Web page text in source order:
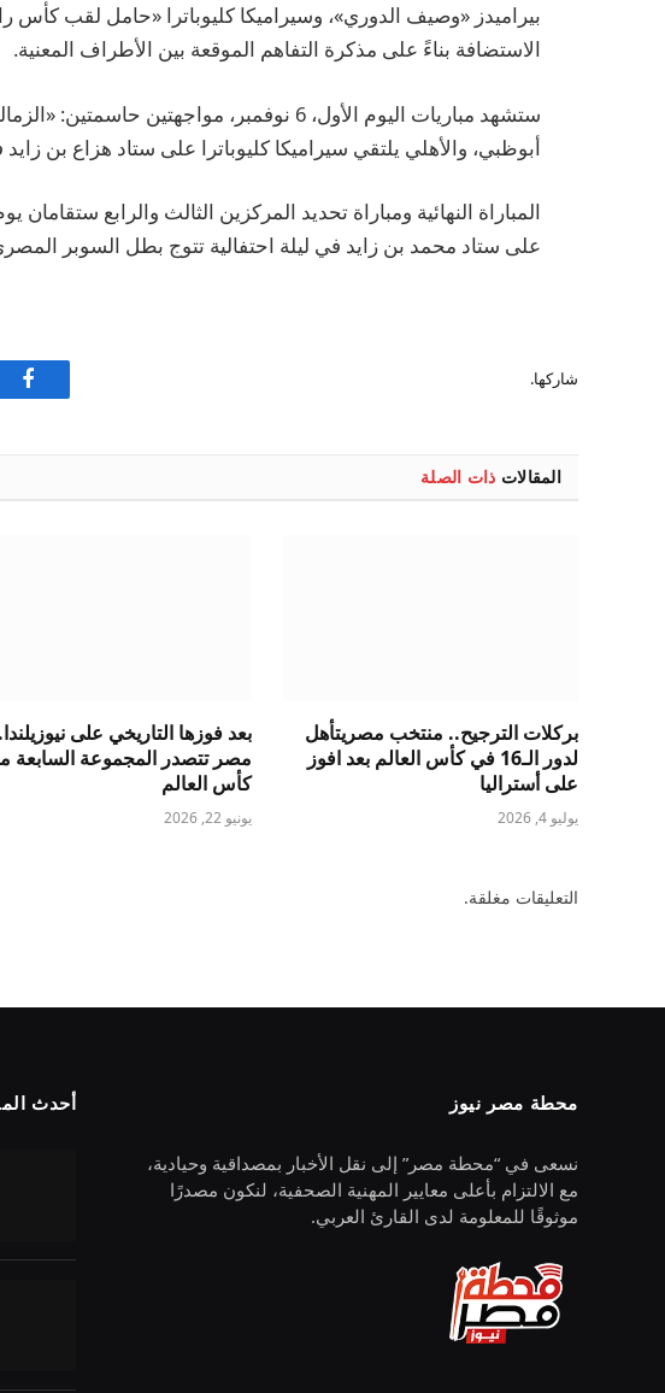
بيراميدز «وصيف الدوري»، وسيراميكا كليوباترا «حامل لقب كأس
الاستضافة بناءً على مذكرة التفاهم الموقعة بين الأطراف المعنية.
ستشهد مباريات اليوم الأول، 6 نوفمبر،
أبوظبي، والأهلي يلتقي سيراميكا كليوباترا على ستاد هزاع بن
على ستاد محمد بن زايد في ليلة احتفالية تتوج بطل السوبر المصري
شاركها.
المقالات ذات الصلة
بركلات الترجيح.. منتخب مصريتأهل
لدور الـ16 في كأس العالم بعد افوز
على أستراليا
يوليو 4, 2026
بعد فوزها التاريخي على
مصر تتصدر المجموعة السابعة
كأس العالم
يونيو 22, 2026
التعليقات مغلقة.
محطة مصر نيوز
نسعى في “محطة مصر” إلى نقل الأخبار بمصداقية وحيادية،
مع الالتزام بأعلى معايير المهنية الصحفية، لنكون مصدرًا
موثوقًا للمعلومة لدى القارئ العربي.
أحدث